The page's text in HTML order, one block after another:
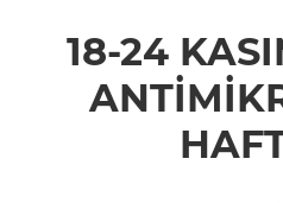
HAFTASI
18-24